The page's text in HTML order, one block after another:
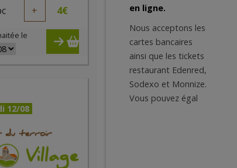
+ 4€
le
12/08
en ligne.
Nous acceptons les
cartes bancaires
ainsi que les tickets
restaurant Edenred,
Sodexo et Monnize.
Vous pouvez égal